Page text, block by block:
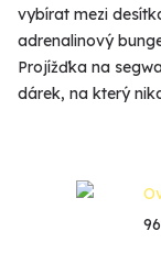
vybírat mezi
adrenalinový
Projížďka na
dárek, na který